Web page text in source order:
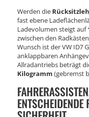
Werden die
fast ebene
Ladevolumen steigt auf
zwischen den
Wunsch ist der VW ID7
anklappbaren
Allradantriebs beträgt
Kilogramm (gebremst